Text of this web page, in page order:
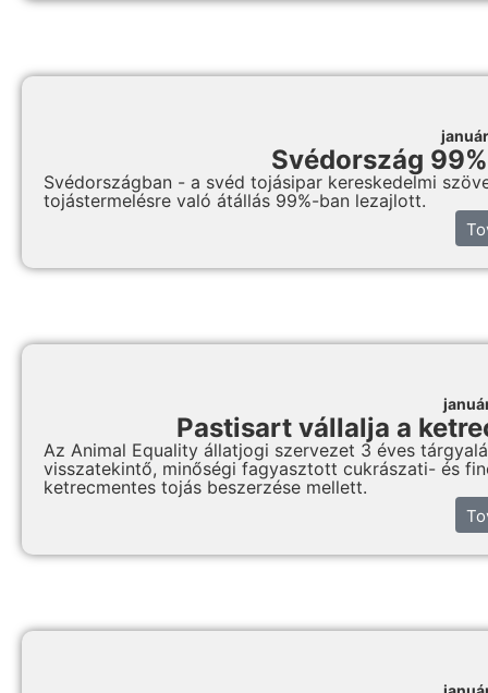
Svédország
Svédországban - a svéd tojásipar kereskedelmi
tojástermelésre való átállás 99%-ban lezajlott.
Pastisart vállalja a
Az Animal Equality állatjogi szervezet 3 éves
visszatekintő, minőségi fagyasztott cukrászati- és
ketrecmentes tojás beszerzése mellett.